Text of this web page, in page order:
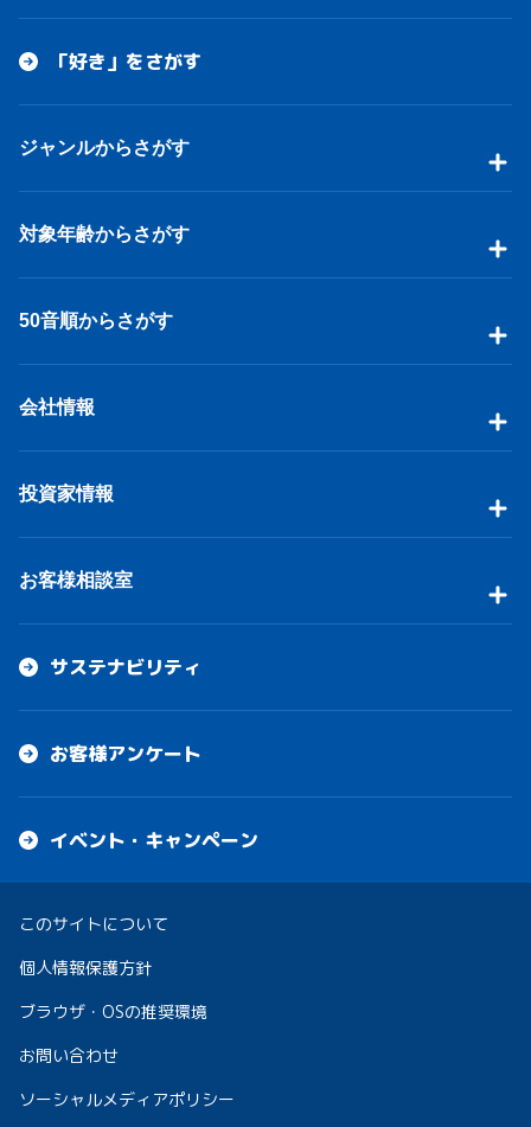
「好き」をさがす
ジャンルからさがす
対象年齢からさがす
50音順からさがす
会社情報
投資家情報
お客様相談室
サステナビリティ
お客様アンケート
イベント・キャンペーン
このサイトについて
個人情報保護方針
ブラウザ・OSの推奨環境
お問い合わせ
ソーシャルメディアポリシー